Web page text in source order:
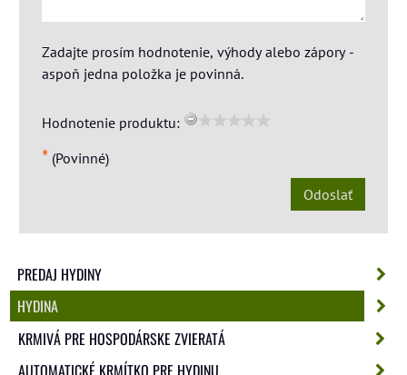
Zadajte prosím hodnotenie, výhody alebo zápory -
aspoň jedna položka je povinná.
Hodnotenie produktu:
* (Povinné)
Odoslať
PREDAJ HYDINY
HYDINA
KRMIVÁ PRE HOSPODÁRSKE ZVIERATÁ
AUTOMATICKÉ KRMÍTKO PRE HYDINU